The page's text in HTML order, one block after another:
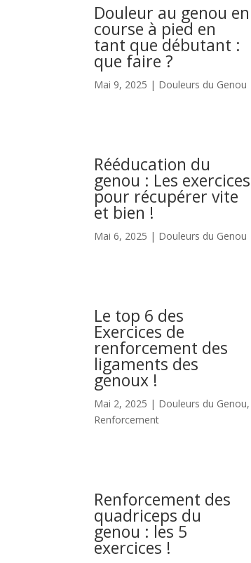
Douleur au genou en
course à pied en
tant que débutant :
que faire ?
Mai 9, 2025 | Douleurs du Genou
Rééducation du
genou : Les exercices
pour récupérer vite
et bien !
Mai 6, 2025 | Douleurs du Genou
Le top 6 des
Exercices de
renforcement des
ligaments des
genoux !
Mai 2, 2025 | Douleurs du Genou,
Renforcement
Renforcement des
quadriceps du
genou : les 5
exercices !